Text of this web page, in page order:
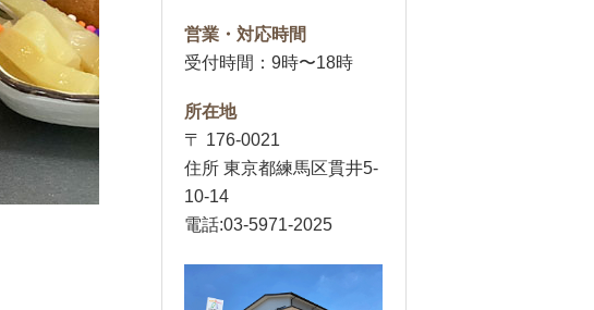
営業・対応時間
受付時間：9時〜18時
所在地
〒 176-0021
住所 東京都練馬区貫井5-
10-14
電話:03-5971-2025